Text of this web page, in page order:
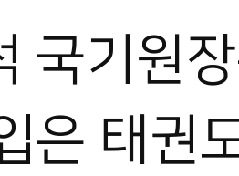
국기원
은 태권